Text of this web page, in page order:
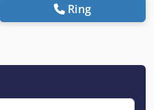
Ring